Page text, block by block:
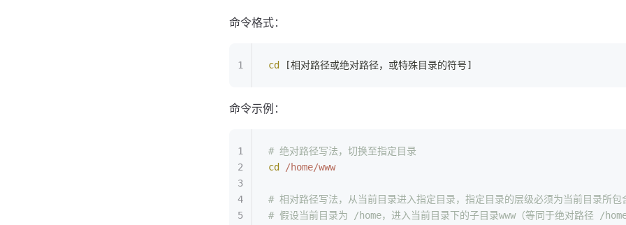
命令格式：
cd [相对路径或绝对路径，或特殊目录的符号]
命令示例：
# 绝对路径写法，切换至指定目录
cd
/home/www
# 相对路径写法，从当前目录进入指定目录，指定目录的层级必须为当前目录所包
# 假设当前目录为 /home，进入当前目录下的子目录www（等同于绝对路径 /home/